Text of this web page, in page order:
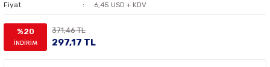
Fiyat 6,45 USD + KDV
%20
İNDİRİM
371,46 TL
297,17 TL